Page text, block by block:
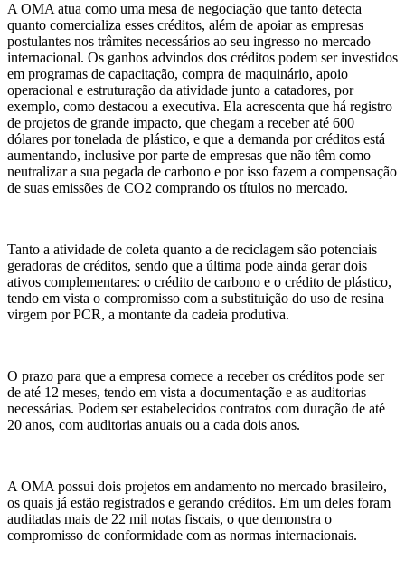
A OMA atua como uma mesa de negociação que tanto detecta
quanto comercializa esses créditos, além de apoiar as empresas
postulantes nos trâmites necessários ao seu ingresso no mercado
internacional. Os ganhos advindos dos créditos podem ser investidos
em programas de capacitação, compra de maquinário, apoio
operacional e estruturação da atividade junto a catadores, por
exemplo, como destacou a executiva. Ela acrescenta que há registro
de projetos de grande impacto, que chegam a receber até 600
dólares por tonelada de plástico, e que a demanda por créditos está
aumentando, inclusive por parte de empresas que não têm como
neutralizar a sua pegada de carbono e por isso fazem a compensação
de suas emissões de CO2 comprando os títulos no mercado.
Tanto a atividade de coleta quanto a de reciclagem são potenciais
geradoras de créditos, sendo que a última pode ainda gerar dois
ativos complementares: o crédito de carbono e o crédito de plástico,
tendo em vista o compromisso com a substituição do uso de resina
virgem por PCR, a montante da cadeia produtiva.
O prazo para que a empresa comece a receber os créditos pode ser
de até 12 meses, tendo em vista a documentação e as auditorias
necessárias. Podem ser estabelecidos contratos com duração de até
20 anos, com auditorias anuais ou a cada dois anos.
A OMA possui dois projetos em andamento no mercado brasileiro,
os quais já estão registrados e gerando créditos. Em um deles foram
auditadas mais de 22 mil notas fiscais, o que demonstra o
compromisso de conformidade com as normas internacionais.